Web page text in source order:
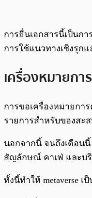
การยื่นเอกสารนี้เป็นก
การใช้แนวทางเชิงรุก
เครื่องหมายกา
การขอเครื่องหมายกา
รายการสำหรับของส
นอกจากนี้ จนถึงเดือนนี้
สัญลักษณ์ คาเฟ่ และบริ
ทั้งนี้ทำให้ metaverse